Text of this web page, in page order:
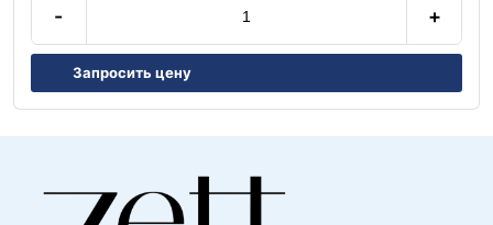
- +
Запросить цену